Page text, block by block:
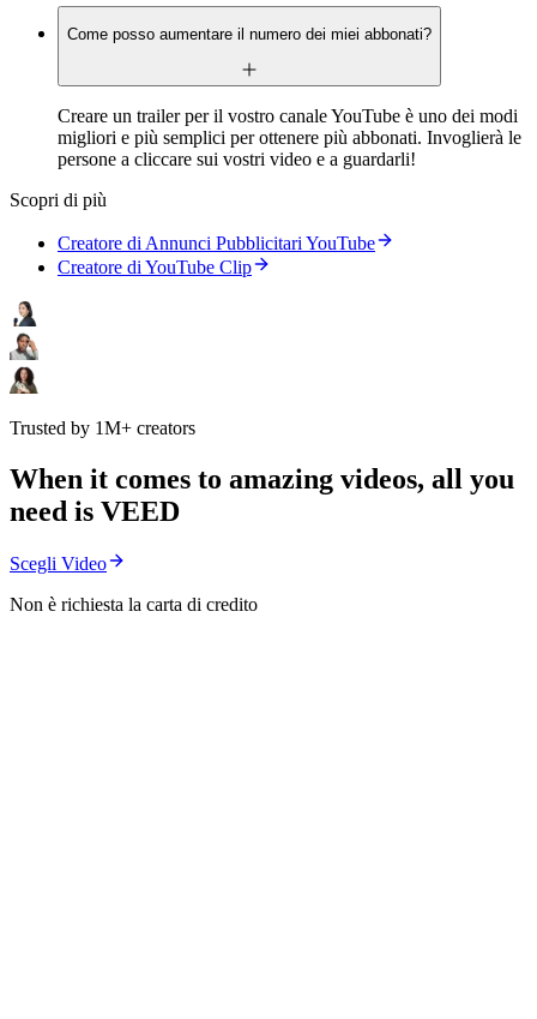
Come posso aumentare il numero dei miei abbonati?
Creare un trailer per il vostro canale YouTube è uno dei modi
migliori e più semplici per ottenere più abbonati. Invoglierà le
persone a cliccare sui vostri video e a guardarli!
Scopri di più
Creatore di Annunci Pubblicitari YouTube
Creatore di YouTube Clip
Trusted by 1M+ creators
When it comes to amazing videos, all you
need is VEED
Scegli Video
Non è richiesta la carta di credito